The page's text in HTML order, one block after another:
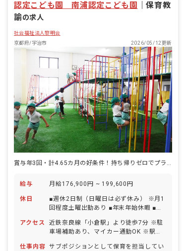
認定こども園 南浦認定こども園 ｜保育教
諭の求人
社会福祉法人黎明会
京都府/宇治市
2026/05/12更新
賞与年3回・計4.65カ月の好条件！持ち帰りゼロでプライベートも充実
給与 月給176,900円 ~ 199,600円
休日
■週休2日制（日曜日は必ず休み） ※月1
回程度土曜出勤あり ■年末年始休暇 ■夏
有給休暇（法定通り付与／半日単位から
取得可能） ■産前産後・育児休暇（取得
実績あり）
アクセス
近鉄奈良線「小倉駅」より徒歩7分 ※駐
車場補助あり、マイカー通勤OK ※駅チ
仕事内容 サブポジションとして保育を担当してい